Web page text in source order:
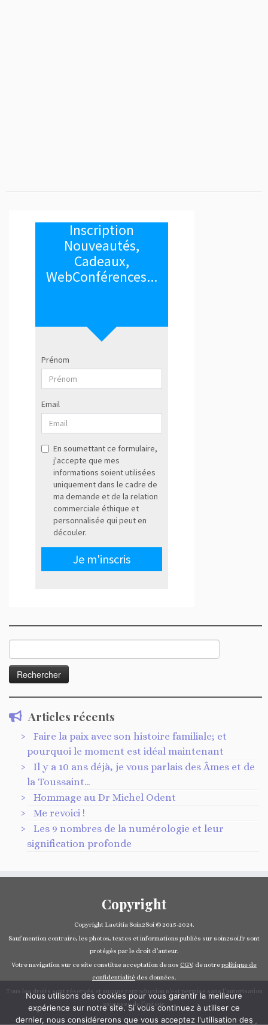
Articles récents
Faire la paix avec son histoire familiale; et
pourquoi le moment est idéal maintenant
Il y a 10 ans déjà, je vous parlais des Âmes et de
la Toussaint…
Hommage au Dr Michel Odent
Me revoici !
Les 9 nombres de la numérologie et leur
signification profonde
Copyright
Copyright Laetitia Soin2Soi © 2015-2024.
Sauf mention contraire, les photos, textes et informations publiés sur soin2soi.fr sont
protégés par le droit d’auteur.
Votre navigation sur ce site constitue acceptation de nos CGV, de notrepolitique de
confidentialité des données.
Tous les droits sont réservés et aucune reproduction n’est permise sans l’autorisation
expresse de l’auteur.
Nous utilisons des cookies pour vous garantir la meilleure
expérience sur notre site. Si vous continuez à utiliser ce
dernier, nous considérerons que vous acceptez l'utilisation des